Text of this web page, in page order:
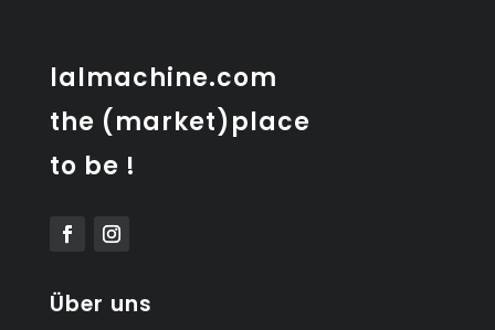
lalmachine.com
the (market)place
to be !
Über uns